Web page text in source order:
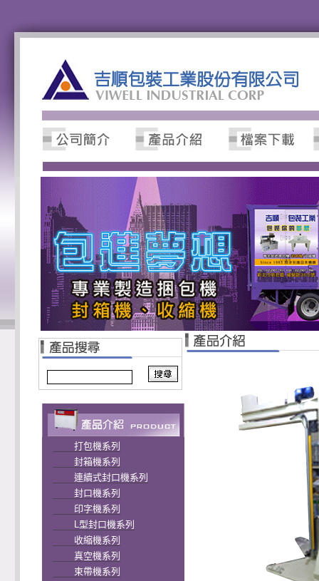
打包機系列
封箱機系列
連續式封口機系列
封口機系列
印字機系列
L型封口機系列
收縮機系列
真空機系列
束帶機系列